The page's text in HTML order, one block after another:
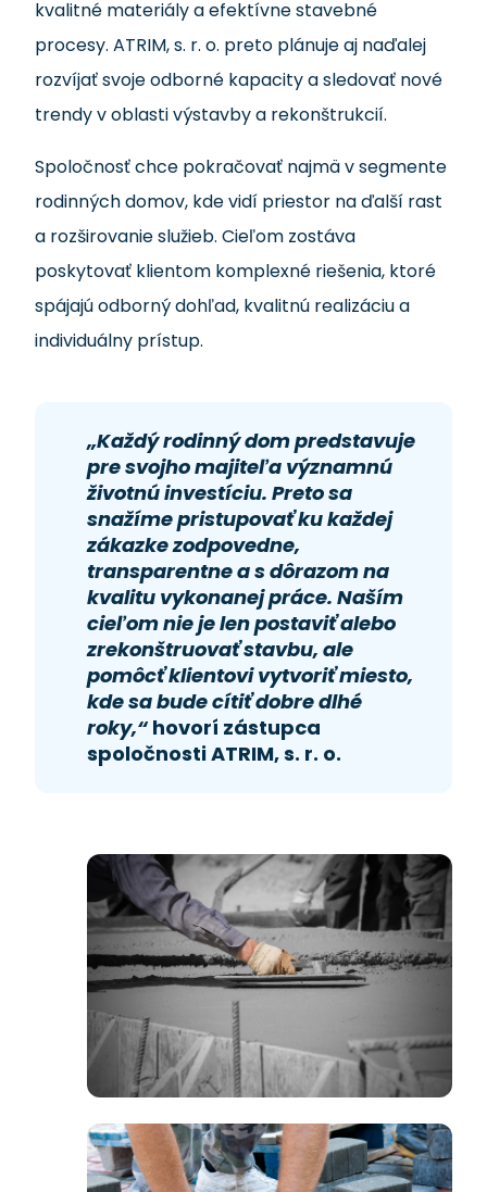
kvalitné materiály a efektívne stavebné
procesy. ATRIM, s. r. o. preto plánuje aj naďalej
rozvíjať svoje odborné kapacity a sledovať nové
trendy v oblasti výstavby a rekonštrukcií.
Spoločnosť chce pokračovať najmä v segmente
rodinných domov, kde vidí priestor na ďalší rast
a rozširovanie služieb. Cieľom zostáva
poskytovať klientom komplexné riešenia, ktoré
spájajú odborný dohľad, kvalitnú realizáciu a
individuálny prístup.
„Každý rodinný dom predstavuje
pre svojho majiteľa významnú
životnú investíciu. Preto sa
snažíme pristupovať ku každej
zákazke zodpovedne,
transparentne a s dôrazom na
kvalitu vykonanej práce. Naším
cieľom nie je len postaviť alebo
zrekonštruovať stavbu, ale
pomôcť klientovi vytvoriť miesto,
kde sa bude cítiť dobre dlhé
roky,“ hovorí zástupca
spoločnosti ATRIM, s. r. o.